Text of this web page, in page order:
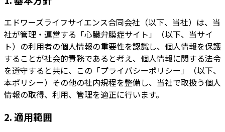
エドワーズライフサイエンス合同会社（以下、当社）は、当
社が管理・運営する「心臓弁膜症サイト」（以下、当サイ
ト）の利用者の個人情報の重要性を認識し、個人情報を保護
することが社会的責務であると考え、個人情報に関する法令
を遵守すると共に、この「プライバシーポリシー」（以下、
本ポリシー）その他の社内規程を整備し、当社で取扱う個人
情報の取得、利用、管理を適正に行います。
2. 適用範囲